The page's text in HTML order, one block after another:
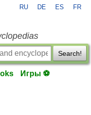
RU DE ES FR
Search!
Игры ⚽